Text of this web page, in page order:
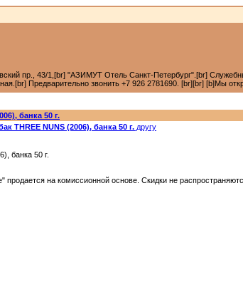
пр., 43/1,[br] "АЗИМУТ Отель Санкт-Петербург".[br]
Предварительно звонить +7 926 2781690. [br][br] [b]Мы
банка 50 г.
THREE NUNS (2006), банка 50 г. другу
банка 50 г.
на комиссионной основе. Скидки не